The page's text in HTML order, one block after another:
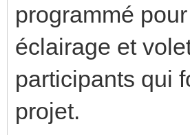
programmé
éclairage et
participants qui
projet.